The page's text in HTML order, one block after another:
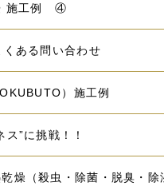
施工例 ④
くある問い合わせ
）施工例
ス”に挑戦！！
燥（殺虫・除菌・脱臭・除